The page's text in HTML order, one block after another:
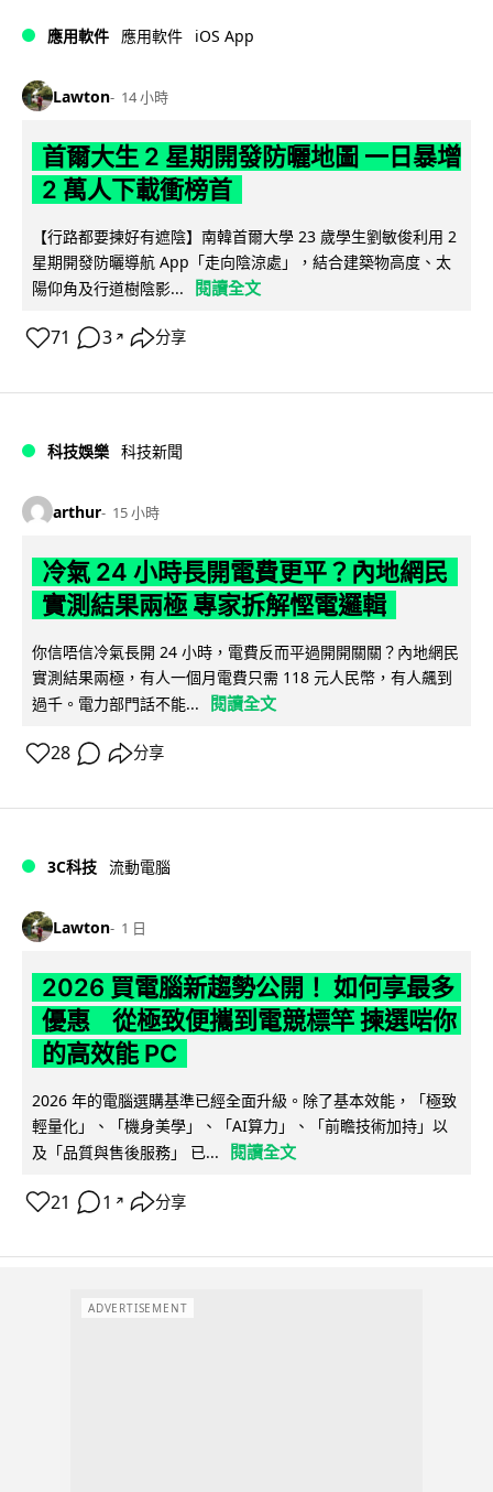
應用軟件 應用軟件 iOS App
Lawton 14 小時
首爾大生 2 星期開發防曬地圖 一日暴增
2 萬人下載衝榜首
【行路都要揀好有遮陰】南韓首爾大學 23 歲學生劉敏俊利用 2
星期開發防曬導航 App「走向陰涼處」，結合建築物高度、太
陽仰角及行道樹陰影...
閱讀全文
71 3 ↗ 分享
科技娛樂 科技新聞
arthur 15 小時
冷氣 24 小時長開電費更平？內地網民
實測結果兩極 專家拆解慳電邏輯
你信唔信冷氣長開 24 小時，電費反而平過開開關關？內地網民
實測結果兩極，有人一個月電費只需 118 元人民幣，有人飆到
過千。電力部門話不能...
閱讀全文
28 分享
3C科技 流動電腦
Lawton 1 日
2026 買電腦新趨勢公開！ 如何享最多
優惠 從極致便攜到電競標竿 揀選啱你
的高效能 PC
2026 年的電腦選購基準已經全面升級。除了基本效能，「極致
輕量化」、「機身美學」、「AI算力」、「前瞻技術加持」以
及「品質與售後服務」 已...
閱讀全文
21 1 ↗ 分享
ADVERTISEMENT